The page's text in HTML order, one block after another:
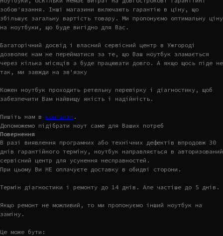
зобов'язання. Інші магазини включають гарантію в ціну, що
збільшує загальну вартість товару. Ми пропонуємо оптимальну ціну
на ноутбуки, що буде вигідно для Вас.
Багаторічний досвід і власний сервісний центр в Ужгороді
дозволяє нам не перейматися за те, що Ваш ноутбук зламається
через кілька місяців а буде працювати довго. А якщо щось піде не
так, ми завжди на зв'язку
Кожен ноутбук проходить ретельну перевірку і діагностику, щоб
забезпечити Вам найвищу якість і надійність.
Пишіть нам в контакти .
Допоможемо підібрати ноут саме для Ваших потреб
Повернення
В разі виявлення програмних або технічних дефектів впродовж 30
днів гарантійного терміну, ноутбук направляється в авторизований
сервісний центр для усунення несправностей.
При цьому Ви НЕ оплачуєте доставку в обидві сторони.
Термін діагностики і ремонту до 14 днів. Але частіше до 5 днів.
Якщо ремонт не можливий, то ми пропонуємо інший ноутбук на
заміну.
Це може бути: